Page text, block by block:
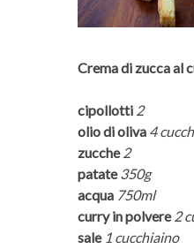
Crema di zucca al
cipollotti 2
olio di oliva 4
zucche 2
patate 350g
acqua 750ml
curry in polvere 2
sale 1 cucchiaino